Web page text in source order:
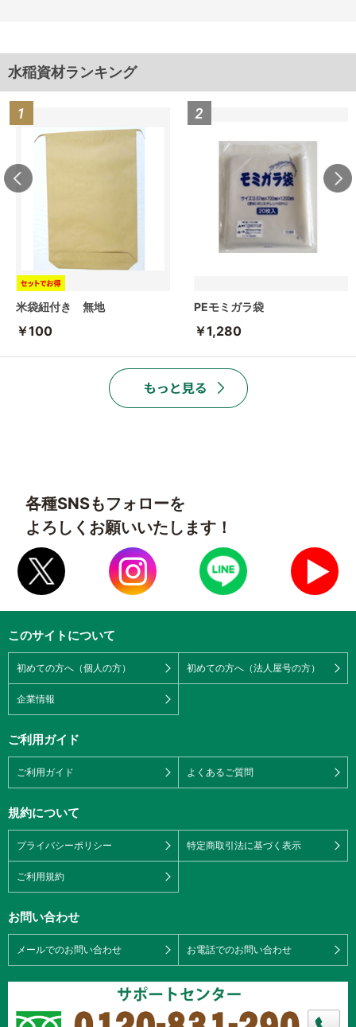
水稲資材ランキング
米袋紐付き 無地
￥100
PEモミガラ袋
￥1,280
各種SNSもフォローを
よろしくお願いいたします！
このサイトについて
初めての方へ（個人の方） 初めての方へ（法人屋号の方）
企業情報
ご利用ガイド
ご利用ガイド よくあるご質問
規約について
プライバシーポリシー 特定商取引法に基づく表示
ご利用規約
お問い合わせ
メールでのお問い合わせ お電話でのお問い合わせ